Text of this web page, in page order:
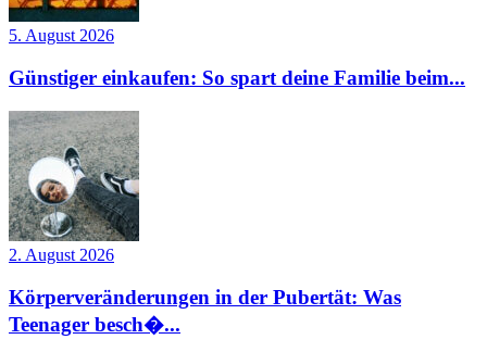
5. August 2026
Günstiger einkaufen: So spart deine Familie beim...
2. August 2026
Körperveränderungen in der Pubertät: Was
Teenager besch�...